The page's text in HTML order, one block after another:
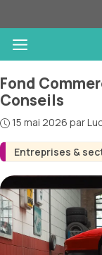
au
contenuMenu
Entreprises &
Fond
Conseils
15 mai 2026 par